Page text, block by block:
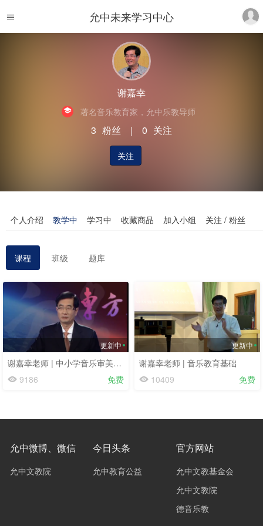
允中未来学习中心
谢嘉幸
著名音乐教育家，允中乐教导师
3 粉丝 ｜ 0 关注
关注
个人介绍 教学中 学习中 收藏商品 加入小组 关注 / 粉丝
课程 班级 题库
更新中
谢嘉幸老师 | 中小学音乐审美能力（9讲）
9186
免费
更新中
谢嘉幸老师 | 音乐教育基础
10409
免费
允中微博、微信
允中文教院
今日头条
允中教育公益
官方网站
允中文教基金会
允中文教院
德音乐教